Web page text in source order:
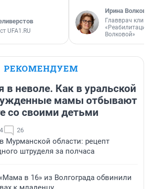
UFA1.RU
Ирина Волкова
Главврач
«Реабилитация
Волковой»
РЕКОМЕНДУЕМ
в неволе. Как в уральской
мамы отбывают
со своими детьми
26
Мурманской области: рецепт
штруделя за полчаса
в 16» из Волгограда обвинили